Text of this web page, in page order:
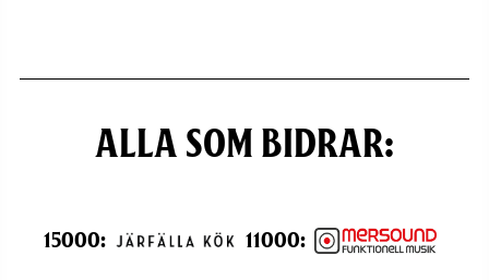
Alla som bidrar:
15000: 11000: